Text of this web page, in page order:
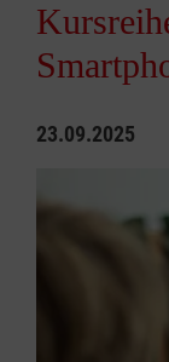
23.09.2025